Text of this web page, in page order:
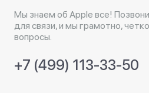
Мы знаем об Apple все!
для связи, и мы грамотно,
вопросы.
+7 (499) 113-33-50